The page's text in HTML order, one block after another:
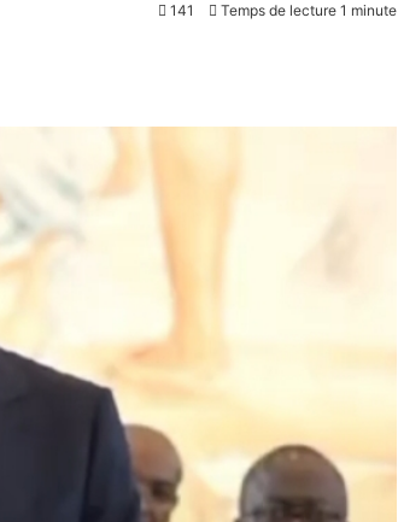
141 Temps de lecture 1 minute